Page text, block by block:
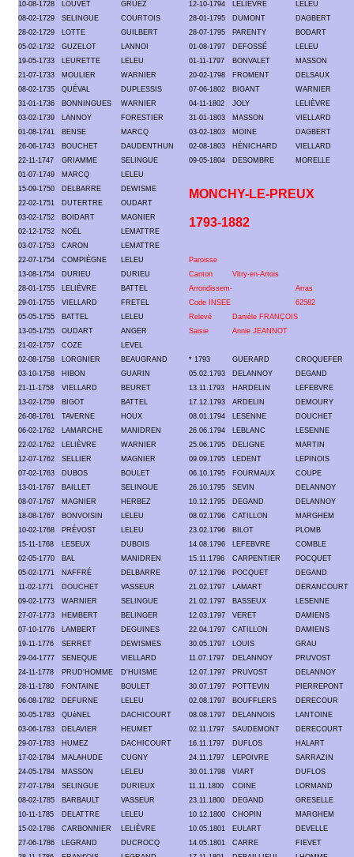
10-08-1728
LOUVET GRUEZ 12-10-1794 LELIÈVRE
LELEU
08-02-1729
SELINGUE COURTOIS 28-01-1795 DUMONT
DAGBERT
28-02-1729
LOTTE GUILBERT 28-07-1795 PARENTY
BODART
05-02-1732
GUZELOT LANNOI 01-08-1797 DEFOSSÉ
LELEU
19-05-1733
LEURETTE LELEU 01-11-1797 BONVALET
MASSON
21-07-1733
MOULIER WARNIER 20-02-1798 FROMENT
DELSAUX
08-02-1735
QUÉVAL DUPLESSIS 07-06-1802 BIGANT
WARNIER
31-01-1736
BONNINGUES WARNIER 04-11-1802 JOLY
LELIÈVRE
03-02-1739
LANNOY FORESTIER 31-01-1803 MASSON
VIELLARD
01-08-1741
BENSE MARCQ 03-02-1803 MOINE
DAGBERT
26-06-1743
BOUCHET DAUDENTHUN 02-08-1803 HÉNICHARD
VIELLARD
22-11-1747
GRIAMME SELINGUE 09-05-1804 DESOMBRE
MORELLE
01-07-1749
MARCQ
LELEU
15-09-1750
DELBARRE DEWISME MONCHY-LE-PREUX
22-02-1751 DUTERTRE
OUDART
03-02-1752
BOIDART MAGNIER 1793-1882
02-12-1752 NOËL
LEMATTRE
03-07-1753
CARON
LEMATTRE
22-07-1754
COMPIÈGNE LELEU
Paroisse
13-08-1754
DURIEU DURIEU Canton
Vitry-en-Artois
28-01-1755
LELIÈVRE BATTEL Arrondissem-
Arras
29-01-1755
VIELLARD FRETEL Code INSEE
62582
05-05-1755
BATTEL LELEU Relevé
Danièle FRANÇOIS
13-05-1755
OUDART ANGER Saisie
Annie JEANNOT
21-02-1757
COZE
LEVEL
02-08-1758
LORGNIER BEAUGRAND * 1793 GUERARD
CROQUEFER
03-10-1758
HIBON GUARIN 05.02.1793 DELANNOY
DEGAND
21-11-1758
VIELLARD BEURET 13.11.1793 HARDELIN
LEFEBVRE
13-02-1759
BIGOT BATTEL 17.12.1793 ARDELIN
DEMOURY
26-08-1761
TAVERNE HOUX 08.01.1794 LESENNE
DOUCHET
06-02-1762
LAMARCHE MANIDREN 26.06.1794 LEBLANC
LESENNE
22-02-1762
LELIÈVRE WARNIER 25.06.1795 DELIGNE
MARTIN
12-07-1762
SELLIER MAGNIER 09.09.1795 LEDENT
LEPINOIS
07-02-1763
DUBOS BOULET 06.10.1795 FOURMAUX
COUPE
13-01-1767
BAILLET SELINGUE 26.10.1795 SEVIN
DELANNOY
08-07-1767
MAGNIER HERBEZ 10.12.1795 DEGAND
DELANNOY
18-08-1767
BONVOISIN LELEU 08.02.1796 CATILLON
MARGHEM
10-02-1768
PRÉVOST LELEU 23.02.1796 BILOT
PLOMB
15-11-1768
LESEUX DUBOIS 14.08.1796 LEFEBVRE
COMBLE
02-05-1770
BAL MANIDREN 15.11.1796 CARPENTIER
POCQUET
05-02-1771
NAFFRÉ DELBARRE 07.12.1796 POCQUET
DEGAND
11-02-1771
DOUCHET VASSEUR 21.02.1797 LAMART
DERANCOURT
09-02-1773
WARNIER SELINGUE 21.02.1797 BASSEUX
LESENNE
27-07-1773
HEMBERT BELINGER 12.03.1797 VERET
DAMIENS
07-10-1776
LAMBERT DEGUINES 22.04.1797 CATILLON
DAMIENS
19-11-1776
SERRET DEWISMES 30.05.1797 LOUIS
GRAU
29-04-1777
SENEQUE VIELLARD 11.07.1797 DELANNOY
PRUVOST
24-11-1778
PRUD'HOMME D'HUISME 12.07.1797 PRUVOST
DELANNOY
28-11-1780
FONTAINE BOULET 30.07.1797 POTTEVIN
PIERREPONT
06-08-1782
DEFURNE LELEU 02.08.1797 BOUFFLERS
DERECOUR
30-05-1783
QUèNEL DACHICOURT 08.08.1797 DELANNOIS
LANTOINE
03-06-1783
DELAVIER HEUMET 02.11.1797 SAUDEMONT
DERECOURT
29-07-1783
HUMEZ DACHICOURT 16.11.1797 DUFLOS
HALART
17-02-1784
MALAHUDE CUGNY 24.11.1797 LEPOIVRE
SARRAZIN
24-05-1784
MASSON LELEU 30.01.1798 VIART
DUFLOS
27-07-1784
SELINGUE DURIEUX 11.11.1800 COINE
LORMAND
08-02-1785
BARBAULT VASSEUR 23.11.1800 DEGAND
GRESELLE
10-11-1785
DELATTRE LELEU 10.12.1800 CHOPIN
MARGHEM
15-02-1786
CARBONNIER LELIÈVRE 10.05.1801 EULART
DEVELLE
27-06-1786
LEGRAND DUCROCQ 14.05.1801 CARRE
FIEVET